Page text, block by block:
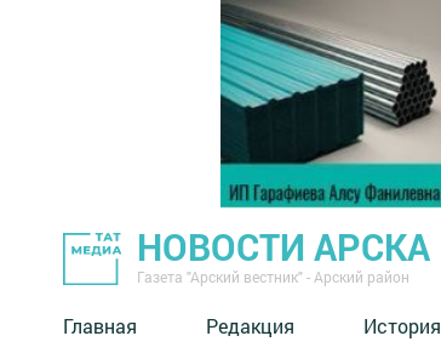
НОВОСТИ АРСКА
Газета "Арский вестник" - Арский район
Главная Редакция История